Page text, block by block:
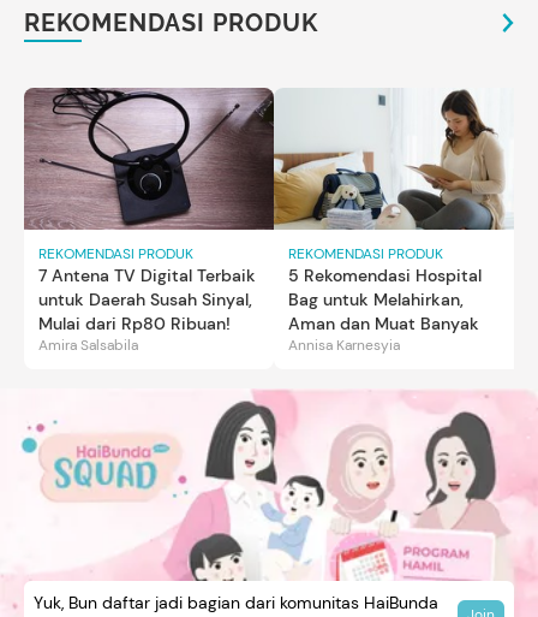
REKOMENDASI PRODUK
REKOMENDASI PRODUK
7 Antena TV Digital Terbaik
untuk Daerah Susah Sinyal,
Mulai dari Rp80 Ribuan!
Amira Salsabila
REKOMENDASI PRODUK
5 Rekomendasi Hospital
Bag untuk Melahirkan,
Aman dan Muat Banyak
Annisa Karnesyia
Yuk, Bun daftar jadi bagian dari komunitas HaiBunda